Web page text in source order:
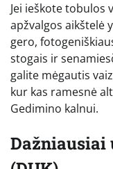
Jei ieškote tobulos
apžvalgos aikštelė
gero,
stogais ir
galite mėgautis
kur kas ramesnė
Gedimino kalnui.
Dažniausiai